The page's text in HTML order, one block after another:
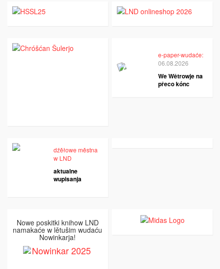
e-paper-wudaće:
06.08.2026
We Wětrowje na
přeco kónc
dźěłowe městna
w LND
aktualne
wupisanja
Nowe poskitki knihow LND
namakaće w lětušim wudaću
Nowinkarja!